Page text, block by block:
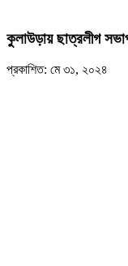
কুলাউড়ায় ছাত্রলীগ
প্রকাশিত: মে ৩১, ২০২৪